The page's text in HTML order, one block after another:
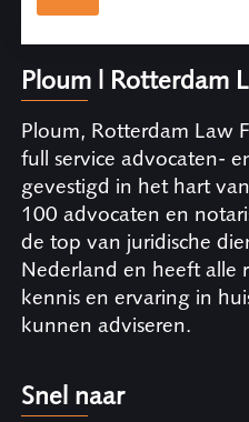
Ploum | Rotterdam
Ploum, Rotterdam Law
full service advocaten-
gevestigd in het hart
100 advocaten en
de top van juridische
Nederland en heeft alle
kennis en ervaring in
kunnen adviseren.
Snel naar